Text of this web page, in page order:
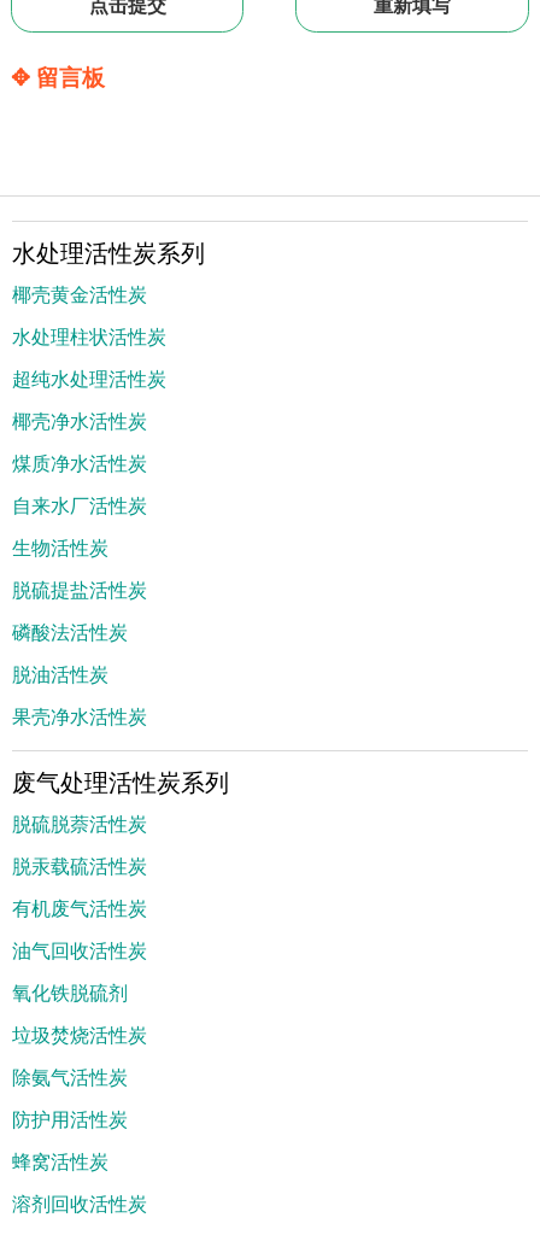
✥ 留言板
水处理活性炭系列
椰壳黄金活性炭
水处理柱状活性炭
超纯水处理活性炭
椰壳净水活性炭
煤质净水活性炭
自来水厂活性炭
生物活性炭
脱硫提盐活性炭
磷酸法活性炭
脱油活性炭
果壳净水活性炭
废气处理活性炭系列
脱硫脱萘活性炭
脱汞载硫活性炭
有机废气活性炭
油气回收活性炭
氧化铁脱硫剂
垃圾焚烧活性炭
除氨气活性炭
防护用活性炭
蜂窝活性炭
溶剂回收活性炭